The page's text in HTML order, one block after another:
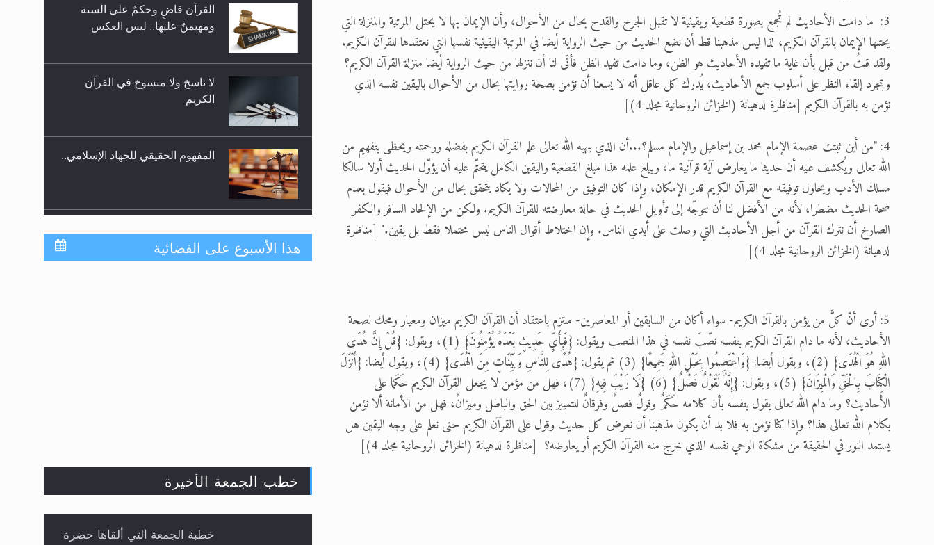
3: ما دامت الأحاديث لم تُجمع بصورة قطعية ويقينية لا تقبل الجرح والقدح بحال من الأحوال، وأن الإيمان بها لا يحتل المرتبة والمنزلة التي
يحتلها الإيمان بالقرآن الكريم، لذا ليس مذهبنا قط أن نضع الحديث من حيث الرواية أيضا في المرتبة اليقينية نفسها التي نعتقدها للقرآن الكريم.
ولقد قلتُ من قبل بأن غاية ما تفيده الأحاديث هو الظن، وما دامت تفيد الظن فأنّى لنا أن ننزلها من حيث الرواية أيضا منزلة القرآن الكريم؟
وبمجرد إلقاء النظر على أسلوب جمع الأحاديث، يُدرك كل عاقل أنه لا يسعنا أن نؤمن بصحة روايتها بحال من الأحوال باليقين نفسه الذي
نؤمن به بالقرآن الكريم [مناظرة لدهيانة (الخزائن الروحانية مجلد 4)]
4: "من أين ثبتت عصمة الإمام محمد بن إسماعيل والإمام مسلم؟...أن الذي يهبه الله تعالى علم القرآن الكريم بفضله ورحمته ويحظى بتفهيم من
الله تعالى ويُكشف عليه أن حديثا ما يعارض آية قرآنية ما، ويبلغ علمه هذا مبلغ القطعية واليقين الكامل يتحتّم عليه أن يؤوّل الحديث أولا سالكا
مسلك الأدب ويحاول توفيقه مع القرآن الكريم قدر الإمكان، وإذا كان التوفيق من المحالات ولا يكاد يتحقق بحال من الأحوال فيقول بعدم
صحة الحديث مضطرا، لأنه من الأفضل لنا أن نتوجّه إلى تأويل الحديث في حالة معارضته للقرآن الكريم. ولكن من الإلحاد السافر والكفر
الصارخ أن نترك القرآن من أجل الأحاديث التي وصلت على أيدي الناس. وإن اختلاط أقوال الناس ليس محتملا فقط بل يقين." [مناظرة
لدهيانة (الخزائن الروحانية مجلد 4)]
5: أرى أنّ كلَّ من يؤمن بالقرآن الكريم- سواء أكان من السابقين أو المعاصرين- ملتزم باعتقاد أن القرآن الكريم ميزان ومعيار ومحك لصحة
الأحاديث، لأنه ما دام القرآن الكريم بنفسه نصّبَ نفسه في هذا المنصب ويقول: {فَبِأَيِّ حَدِيثٍ بَعْدَهُ يُؤْمِنُونَ} (1)، ويقول: {قُلْ إِنَّ هُدَى
اللهِ هُوَ الْهُدَى} (2)، ويقول أيضا: {وَاعْتَصِمُوا بِحَبْلِ اللهِ جَمِيعًا} (3) ثم يقول: {هُدًى لِلنَّاسِ وَبَيِّنَاتٍ مِنَ الْهُدَى} (4)، ويقول أيضا: {أَنْزَلَ
الْكِتَابَ بِالْحَقِّ وَالْمِيزَانَ} (5)، ويقول: {إِنَّهُ لَقَوْلٌ فَصْلٌ} (6) {لَا رَيْبَ فِيهِ} (7)، فهل من مؤمن لا يجعل القرآن الكريم حَكَما على
الأحاديث؟ وما دام الله تعالى يقول بنفسه بأن كلامه حَكَمٌ وقولٌ فصلٌ وفرقانٌ للتمييز بين الحق والباطل وميزانٌ، فهل من الأمانة ألا نؤمن
بكلام الله تعالى هذا؟ وإذا كنا نؤمن به فلا بد أن يكون مذهبنا أن نعرض كل حديث وقول على القرآن الكريم حتى نعلم على وجه اليقين هل
يستمد النور في الحقيقة من مشكاة الوحي نفسه الذي خرج منه القرآن الكريم أو يعارضه؟ [مناظرة لدهيانة (الخزائن الروحانية مجلد 4)]
هل يجوز فتح مشروع كوافير نسائي
لا ناسخ ولا منسوخ في القرآن
الكريم
المفهوم الحقيقي للجهاد الإسلامي..
سورة التكوير تُنبئ بزمن بعثة
حقيقة المسيح الدجال
هذا الأسبوع على الفضائية
خطب الجمعة الأخيرة
خطبة الجمعة التي ألقاها حضرة